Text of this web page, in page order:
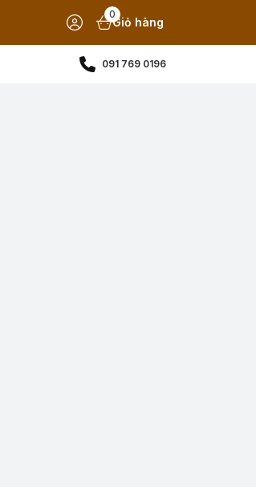
0
Giỏ hàng
091 769 0196